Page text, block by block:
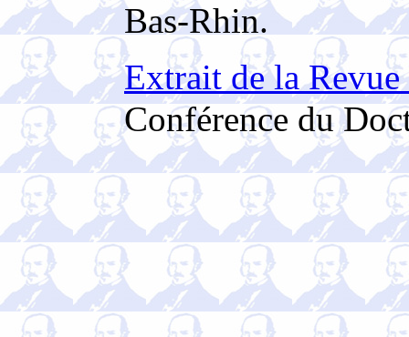
Bas-Rhin.
Extrait de la
Conférence du